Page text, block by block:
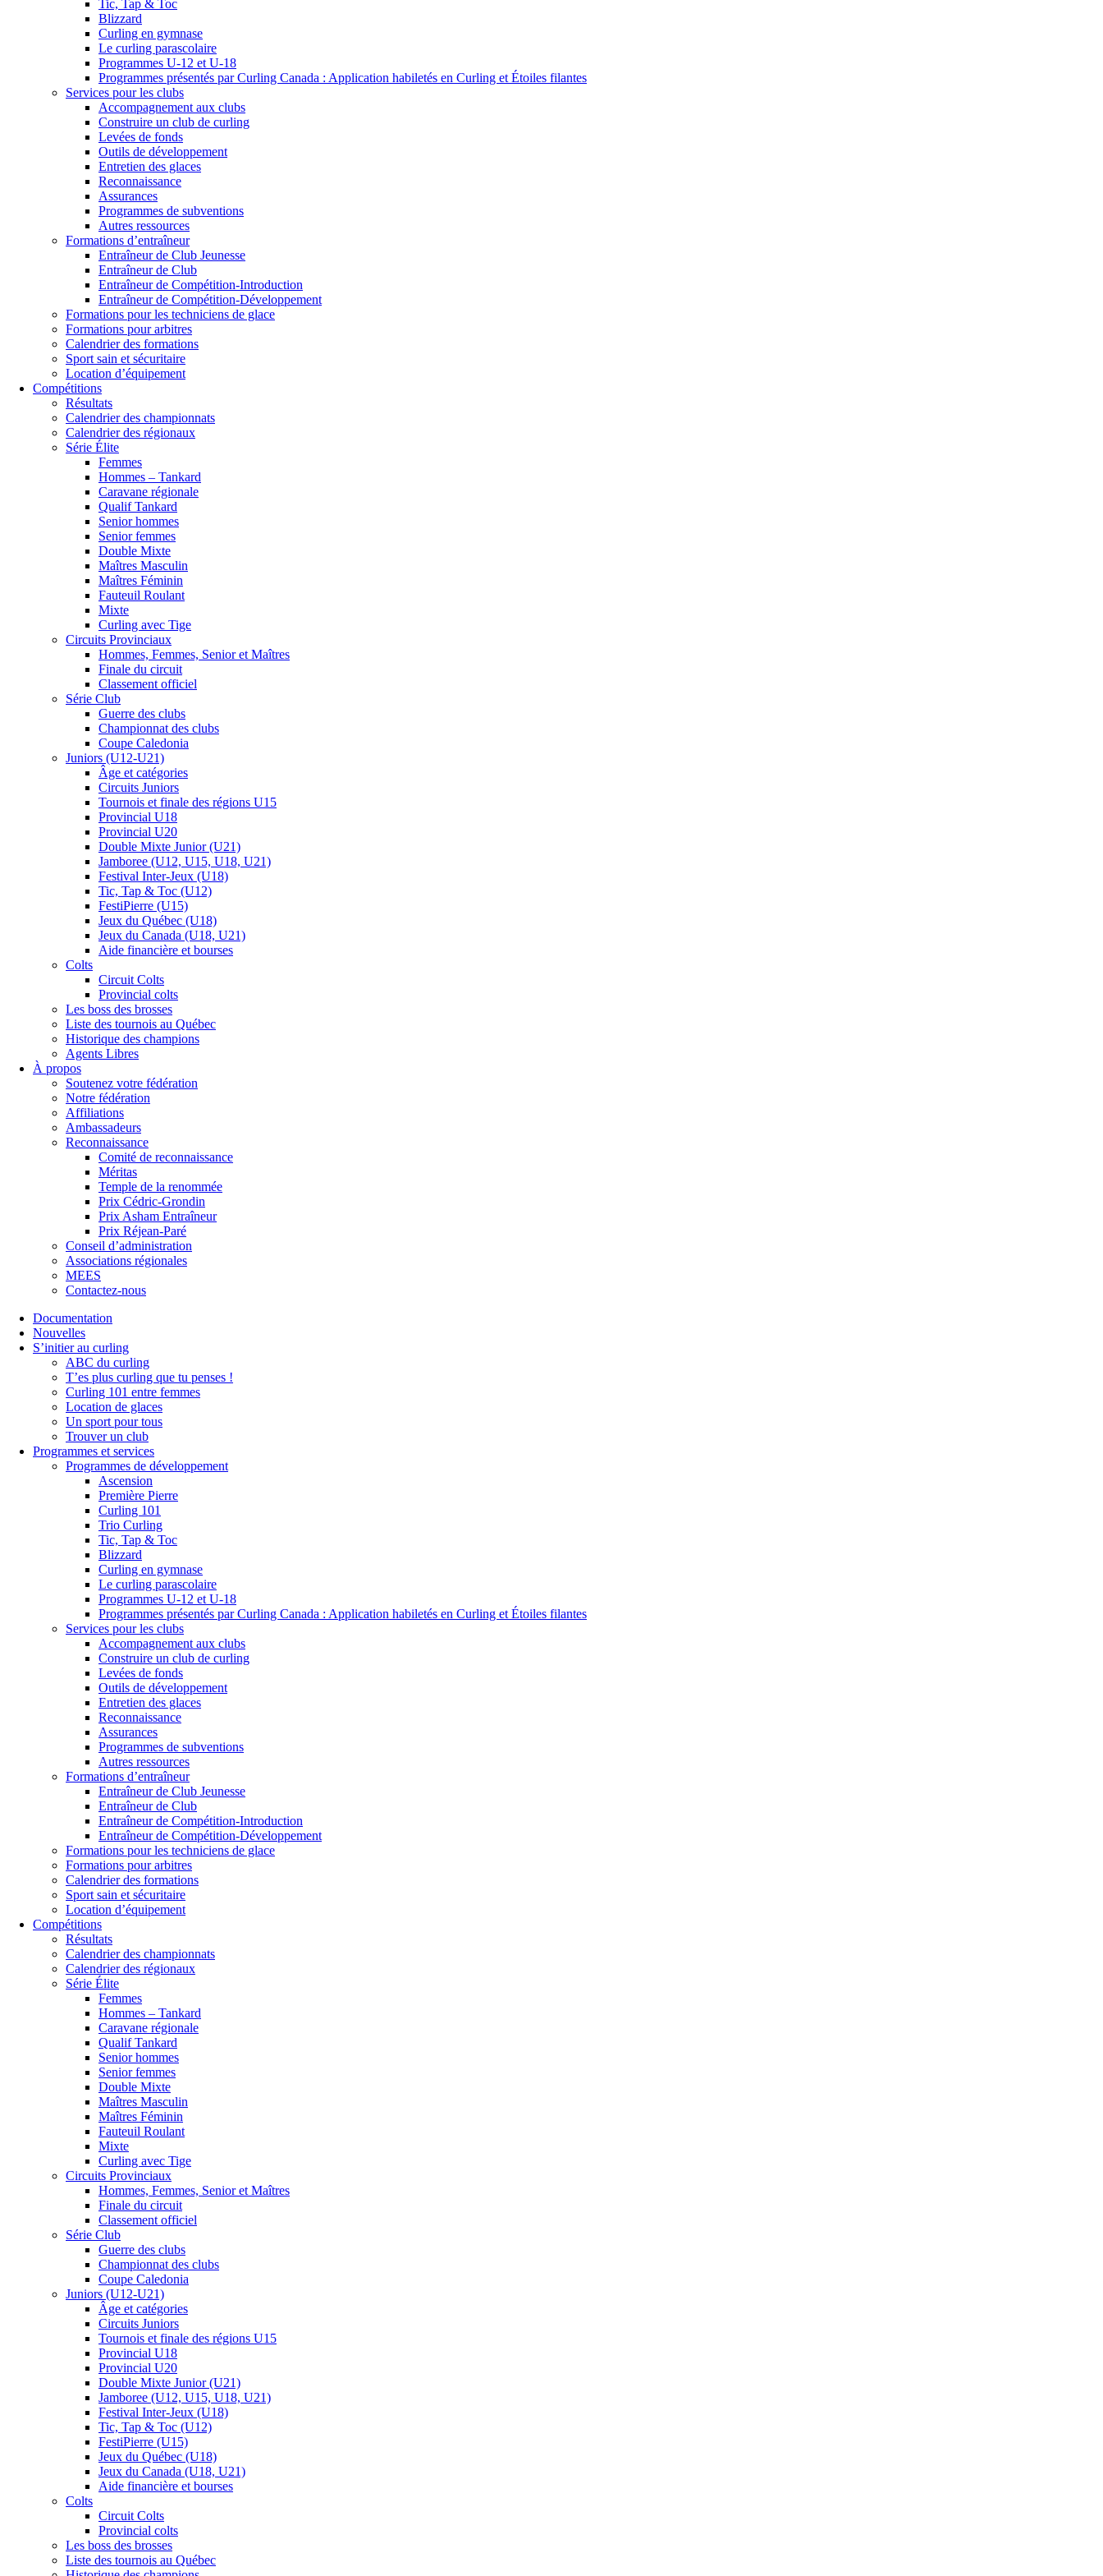
Tic, Tap & Toc
Blizzard
Curling en gymnase
Le curling parascolaire
Programmes U-12 et U-18
Programmes présentés par Curling Canada : Application habiletés en Curling et Étoiles filantes
Services pour les clubs
Accompagnement aux clubs
Construire un club de curling
Levées de fonds
Outils de développement
Entretien des glaces
Reconnaissance
Assurances
Programmes de subventions
Autres ressources
Formations d’entraîneur
Entraîneur de Club Jeunesse
Entraîneur de Club
Entraîneur de Compétition-Introduction
Entraîneur de Compétition-Développement
Formations pour les techniciens de glace
Formations pour arbitres
Calendrier des formations
Sport sain et sécuritaire
Location d’équipement
Compétitions
Résultats
Calendrier des championnats
Calendrier des régionaux
Série Élite
Femmes
Hommes – Tankard
Caravane régionale
Qualif Tankard
Senior hommes
Senior femmes
Double Mixte
Maîtres Masculin
Maîtres Féminin
Fauteuil Roulant
Mixte
Curling avec Tige
Circuits Provinciaux
Hommes, Femmes, Senior et Maîtres
Finale du circuit
Classement officiel
Série Club
Guerre des clubs
Championnat des clubs
Coupe Caledonia
Juniors (U12-U21)
Âge et catégories
Circuits Juniors
Tournois et finale des régions U15
Provincial U18
Provincial U20
Double Mixte Junior (U21)
Jamboree (U12, U15, U18, U21)
Festival Inter-Jeux (U18)
Tic, Tap & Toc (U12)
FestiPierre (U15)
Jeux du Québec (U18)
Jeux du Canada (U18, U21)
Aide financière et bourses
Colts
Circuit Colts
Provincial colts
Les boss des brosses
Liste des tournois au Québec
Historique des champions
Agents Libres
À propos
Soutenez votre fédération
Notre fédération
Affiliations
Ambassadeurs
Reconnaissance
Comité de reconnaissance
Méritas
Temple de la renommée
Prix Cédric-Grondin
Prix Asham Entraîneur
Prix Réjean-Paré
Conseil d’administration
Associations régionales
MEES
Contactez-nous
Documentation
Nouvelles
S’initier au curling
ABC du curling
T’es plus curling que tu penses !
Curling 101 entre femmes
Location de glaces
Un sport pour tous
Trouver un club
Programmes et services
Programmes de développement
Ascension
Première Pierre
Curling 101
Trio Curling
Tic, Tap & Toc
Blizzard
Curling en gymnase
Le curling parascolaire
Programmes U-12 et U-18
Programmes présentés par Curling Canada : Application habiletés en Curling et Étoiles filantes
Services pour les clubs
Accompagnement aux clubs
Construire un club de curling
Levées de fonds
Outils de développement
Entretien des glaces
Reconnaissance
Assurances
Programmes de subventions
Autres ressources
Formations d’entraîneur
Entraîneur de Club Jeunesse
Entraîneur de Club
Entraîneur de Compétition-Introduction
Entraîneur de Compétition-Développement
Formations pour les techniciens de glace
Formations pour arbitres
Calendrier des formations
Sport sain et sécuritaire
Location d’équipement
Compétitions
Résultats
Calendrier des championnats
Calendrier des régionaux
Série Élite
Femmes
Hommes – Tankard
Caravane régionale
Qualif Tankard
Senior hommes
Senior femmes
Double Mixte
Maîtres Masculin
Maîtres Féminin
Fauteuil Roulant
Mixte
Curling avec Tige
Circuits Provinciaux
Hommes, Femmes, Senior et Maîtres
Finale du circuit
Classement officiel
Série Club
Guerre des clubs
Championnat des clubs
Coupe Caledonia
Juniors (U12-U21)
Âge et catégories
Circuits Juniors
Tournois et finale des régions U15
Provincial U18
Provincial U20
Double Mixte Junior (U21)
Jamboree (U12, U15, U18, U21)
Festival Inter-Jeux (U18)
Tic, Tap & Toc (U12)
FestiPierre (U15)
Jeux du Québec (U18)
Jeux du Canada (U18, U21)
Aide financière et bourses
Colts
Circuit Colts
Provincial colts
Les boss des brosses
Liste des tournois au Québec